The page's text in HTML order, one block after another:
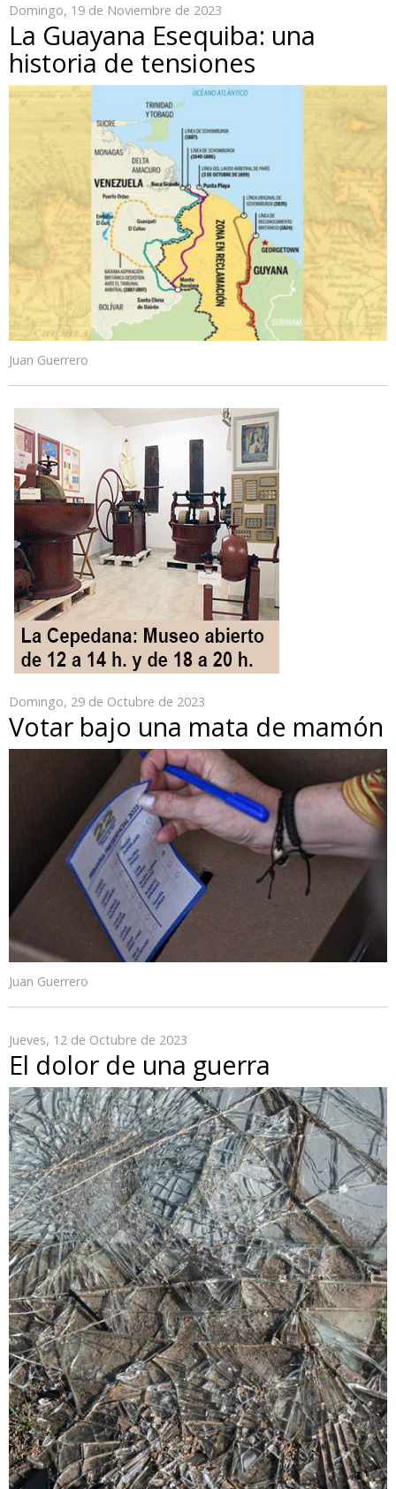
Domingo, 19 de Noviembre de 2023
La Guayana Esequiba: una
historia de tensiones
Juan Guerrero
Domingo, 29 de Octubre de 2023
Votar bajo una mata de mamón
Juan Guerrero
Jueves, 12 de Octubre de 2023
El dolor de una guerra